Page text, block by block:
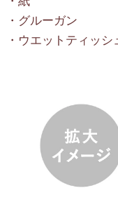
・グルーガン
・ウエットティッシ